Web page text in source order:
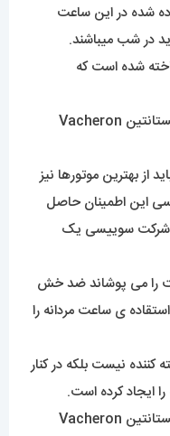
شده در این ساعت
در شب میباشند.
شده است که
بهترین موتورها نیز
این اطمینان حاصل
شرکت سوییسی یک
را می پوشاند ضد خش
ی ساعت مردانه را
نیست بلکه در کنار
ایجاد کرده است.